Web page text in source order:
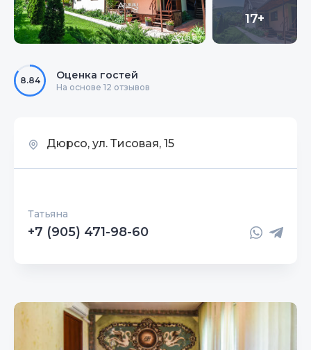
17+
8.84 Оценка гостей
На основе 12 отзывов
Дюрсо, ул. Тисовая, 15
Татьяна
+7 (905) 471-98-60